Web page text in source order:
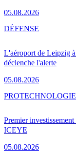
05.08.2026
L'aéroport de Leipzig
déclenche l'alerte
05.08.2026
DÉFENSE
Premier
ICEYE
05.08.2026
PRO